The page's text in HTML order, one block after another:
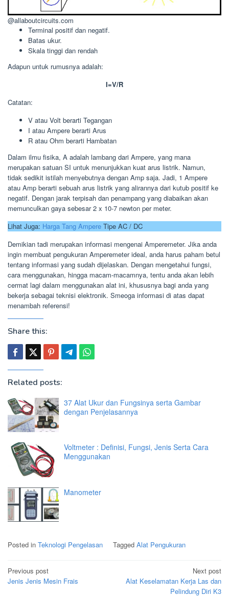
@allaboutcircuits.com
Terminal positif dan negatif.
Batas ukur.
Skala tinggi dan rendah
Adapun untuk rumusnya adalah:
I=V/R
Catatan:
V atau Volt berarti Tegangan
I atau Ampere berarti Arus
R atau Ohm berarti Hambatan
Dalam ilmu fisika, A adalah lambang dari Ampere, yang mana
merupakan satuan SI untuk menunjukkan kuat arus listrik. Namun,
tidak sedikit istilah menyebutnya dengan Amp saja. Jadi, 1 Ampere
atau Amp berarti sebuah arus listrik yang alirannya dari kutub positif ke
negatif. Dengan jarak terpisah dan penampang yang diabaikan akan
memunculkan gaya sebesar 2 x 10-7 newton per meter.
Lihat Juga: Harga Tang Ampere Tipe AC / DC
Demikian tadi merupakan informasi mengenai Amperemeter. Jika anda
ingin membuat pengukuran Amperemeter ideal, anda harus paham betul
tentang informasi yang sudah dijelaskan. Dengan mengetahui fungsi,
cara menggunakan, hingga macam-macamnya, tentu anda akan lebih
cermat lagi dalam menggunakan alat ini, khususnya bagi anda yang
bekerja sebagai teknisi elektronik. Smeoga informasi di atas dapat
menambah referensi!
Share this:
Related posts:
37 Alat Ukur dan Fungsinya serta Gambar
dengan Penjelasannya
Voltmeter : Definisi, Fungsi, Jenis Serta Cara
Menggunakan
Manometer
Posted in Teknologi Pengelasan Tagged Alat Pengukuran
Post
navigation
Previous post
Jenis Jenis Mesin Frais
Next post
Alat Keselamatan Kerja Las dan
Pelindung Diri K3